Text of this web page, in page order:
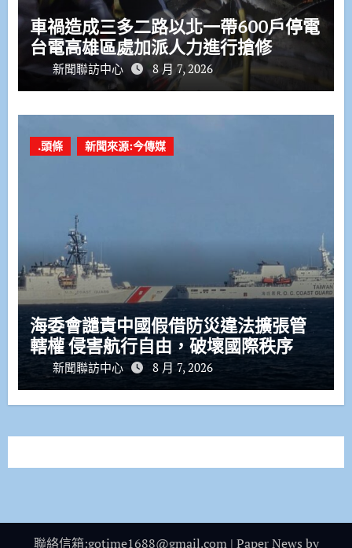
車禍造成三多二路以北一帶600戶停電
台電高雄區處加派人力進行搶修
新聞聯訪中心 8 月 7, 2026
.頭條 新聞來源:今傳媒
海委會譴責中國假借防災違法擴張管
轄權 侵害航行自由，破壞國際秩序
新聞聯訪中心 8 月 7, 2026
聯絡信箱:gotime1688@gmail.com | Paper News by